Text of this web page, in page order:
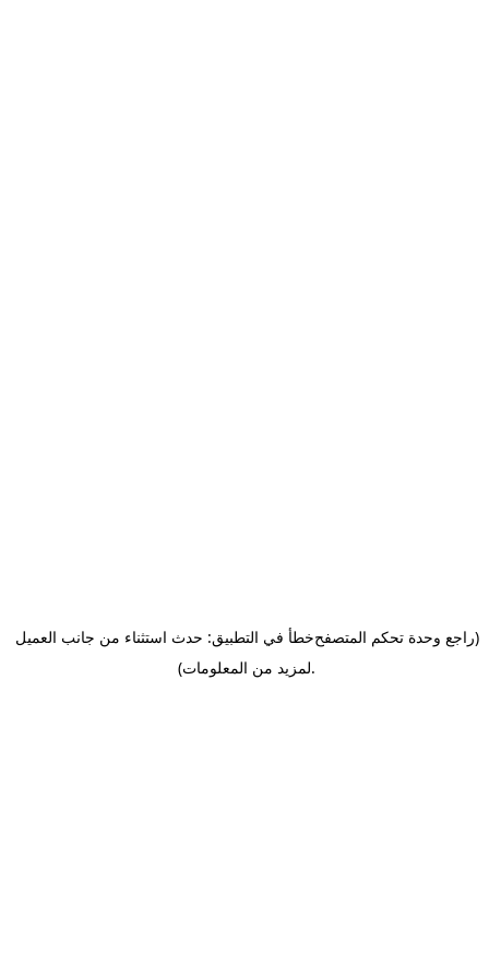
خطأ في التطبيق: حدث استثناء من جانب العميل(راجع وحدة تحكم المتصفح
لمزيد من المعلومات).